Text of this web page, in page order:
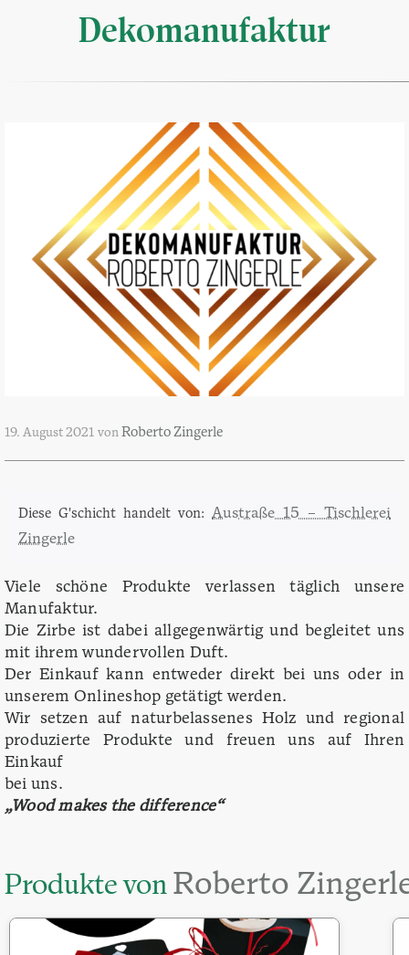
Dekomanufaktur
19. August 2021 von Roberto Zingerle
Diese G'schicht handelt von: Austraße 15 – Tischlerei
Zingerle
Viele schöne Produkte verlassen täglich unsere
Manufaktur.
Die Zirbe ist dabei allgegenwärtig und begleitet uns
mit ihrem wundervollen Duft.
Der Einkauf kann entweder direkt bei uns oder in
unserem Onlineshop getätigt werden.
Wir setzen auf naturbelassenes Holz und regional
produzierte Produkte und freuen uns auf Ihren
Einkauf
bei uns.
„Wood makes the difference“
Produkte von Roberto